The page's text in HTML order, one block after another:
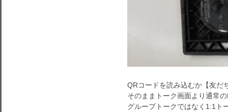
QRコードを読み込むか【友だ
そのままトーク画面より通常
グループトークではなく1:1ト